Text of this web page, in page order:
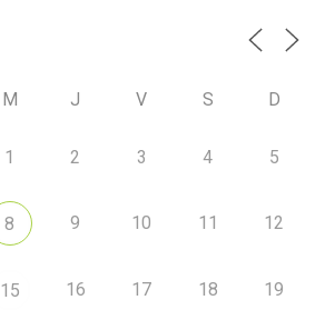
M J V S D
1 2 3 4 5
8 9 10 11 12
15 16 17 18 19